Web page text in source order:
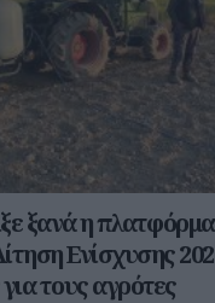
ξανά η
Ενίσχυσης
τους αγρότες